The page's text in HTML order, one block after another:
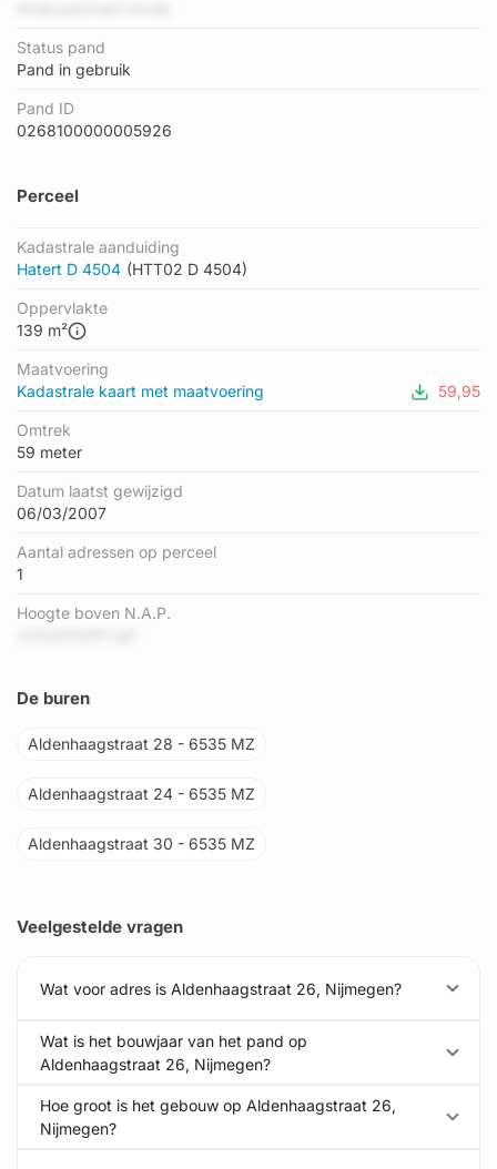
Status pand
Pand in gebruik
Pand ID
0268100000005926
Perceel
Kadastrale aanduiding
Hatert D 4504 (HTT02 D 4504)
Oppervlakte
139 m²
Maatvoering
Kadastrale kaart met maatvoering
59,95
Omtrek
59 meter
Datum laatst gewijzigd
06/03/2007
Aantal adressen op perceel
1
Hoogte boven N.A.P.
De buren
Aldenhaagstraat 28 - 6535 MZ
Aldenhaagstraat 24 - 6535 MZ
Aldenhaagstraat 30 - 6535 MZ
Veelgestelde vragen
Wat voor adres is Aldenhaagstraat 26, Nijmegen?
Wat is het bouwjaar van het pand op
Aldenhaagstraat 26, Nijmegen?
Hoe groot is het gebouw op Aldenhaagstraat 26,
Nijmegen?